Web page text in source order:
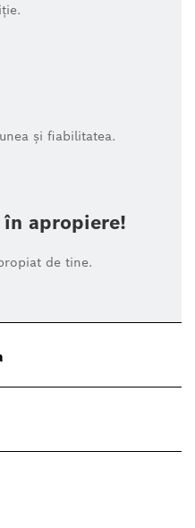
și fiabilitatea.
în apropiere!
de tine.